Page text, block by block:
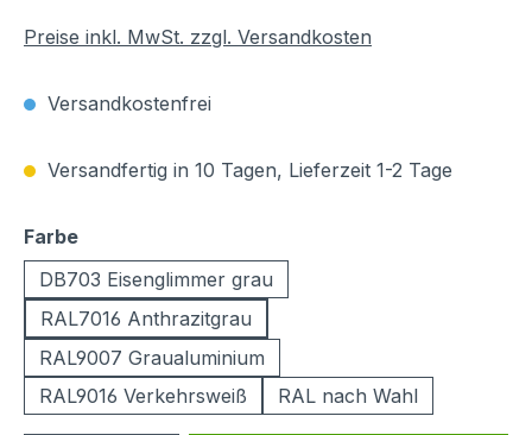
Preise inkl. MwSt. zzgl. Versandkosten
Versandkostenfrei
Versandfertig in 10 Tagen, Lieferzeit 1-2 Tage
Farbeauswählen
DB703 Eisenglimmer grau
RAL7016 Anthrazitgrau
RAL9007 Graualuminium
RAL9016 Verkehrsweiß
RAL nach Wahl